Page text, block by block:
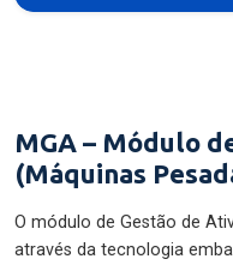
MGA – Módulo
(Máquinas
O módulo de Gestão de
através da tecnologia